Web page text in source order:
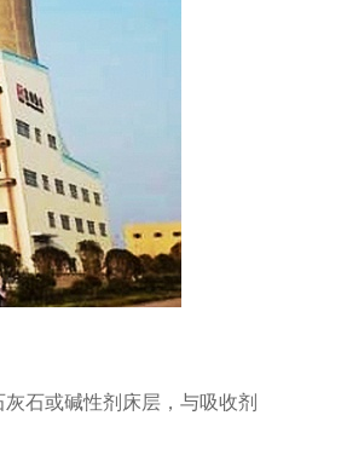
石或碱性剂床层，与吸收剂